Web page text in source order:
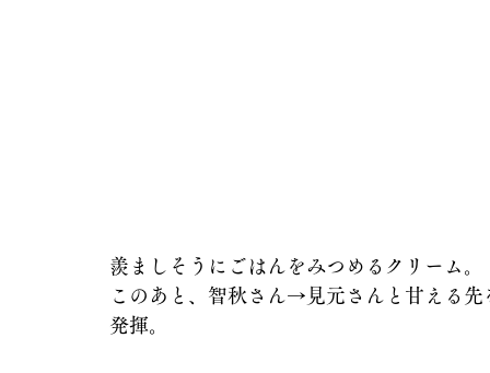
羨ましそうにごはんをみつめるクリーム。
このあと、智秋さん→見元さんと甘える
発揮。